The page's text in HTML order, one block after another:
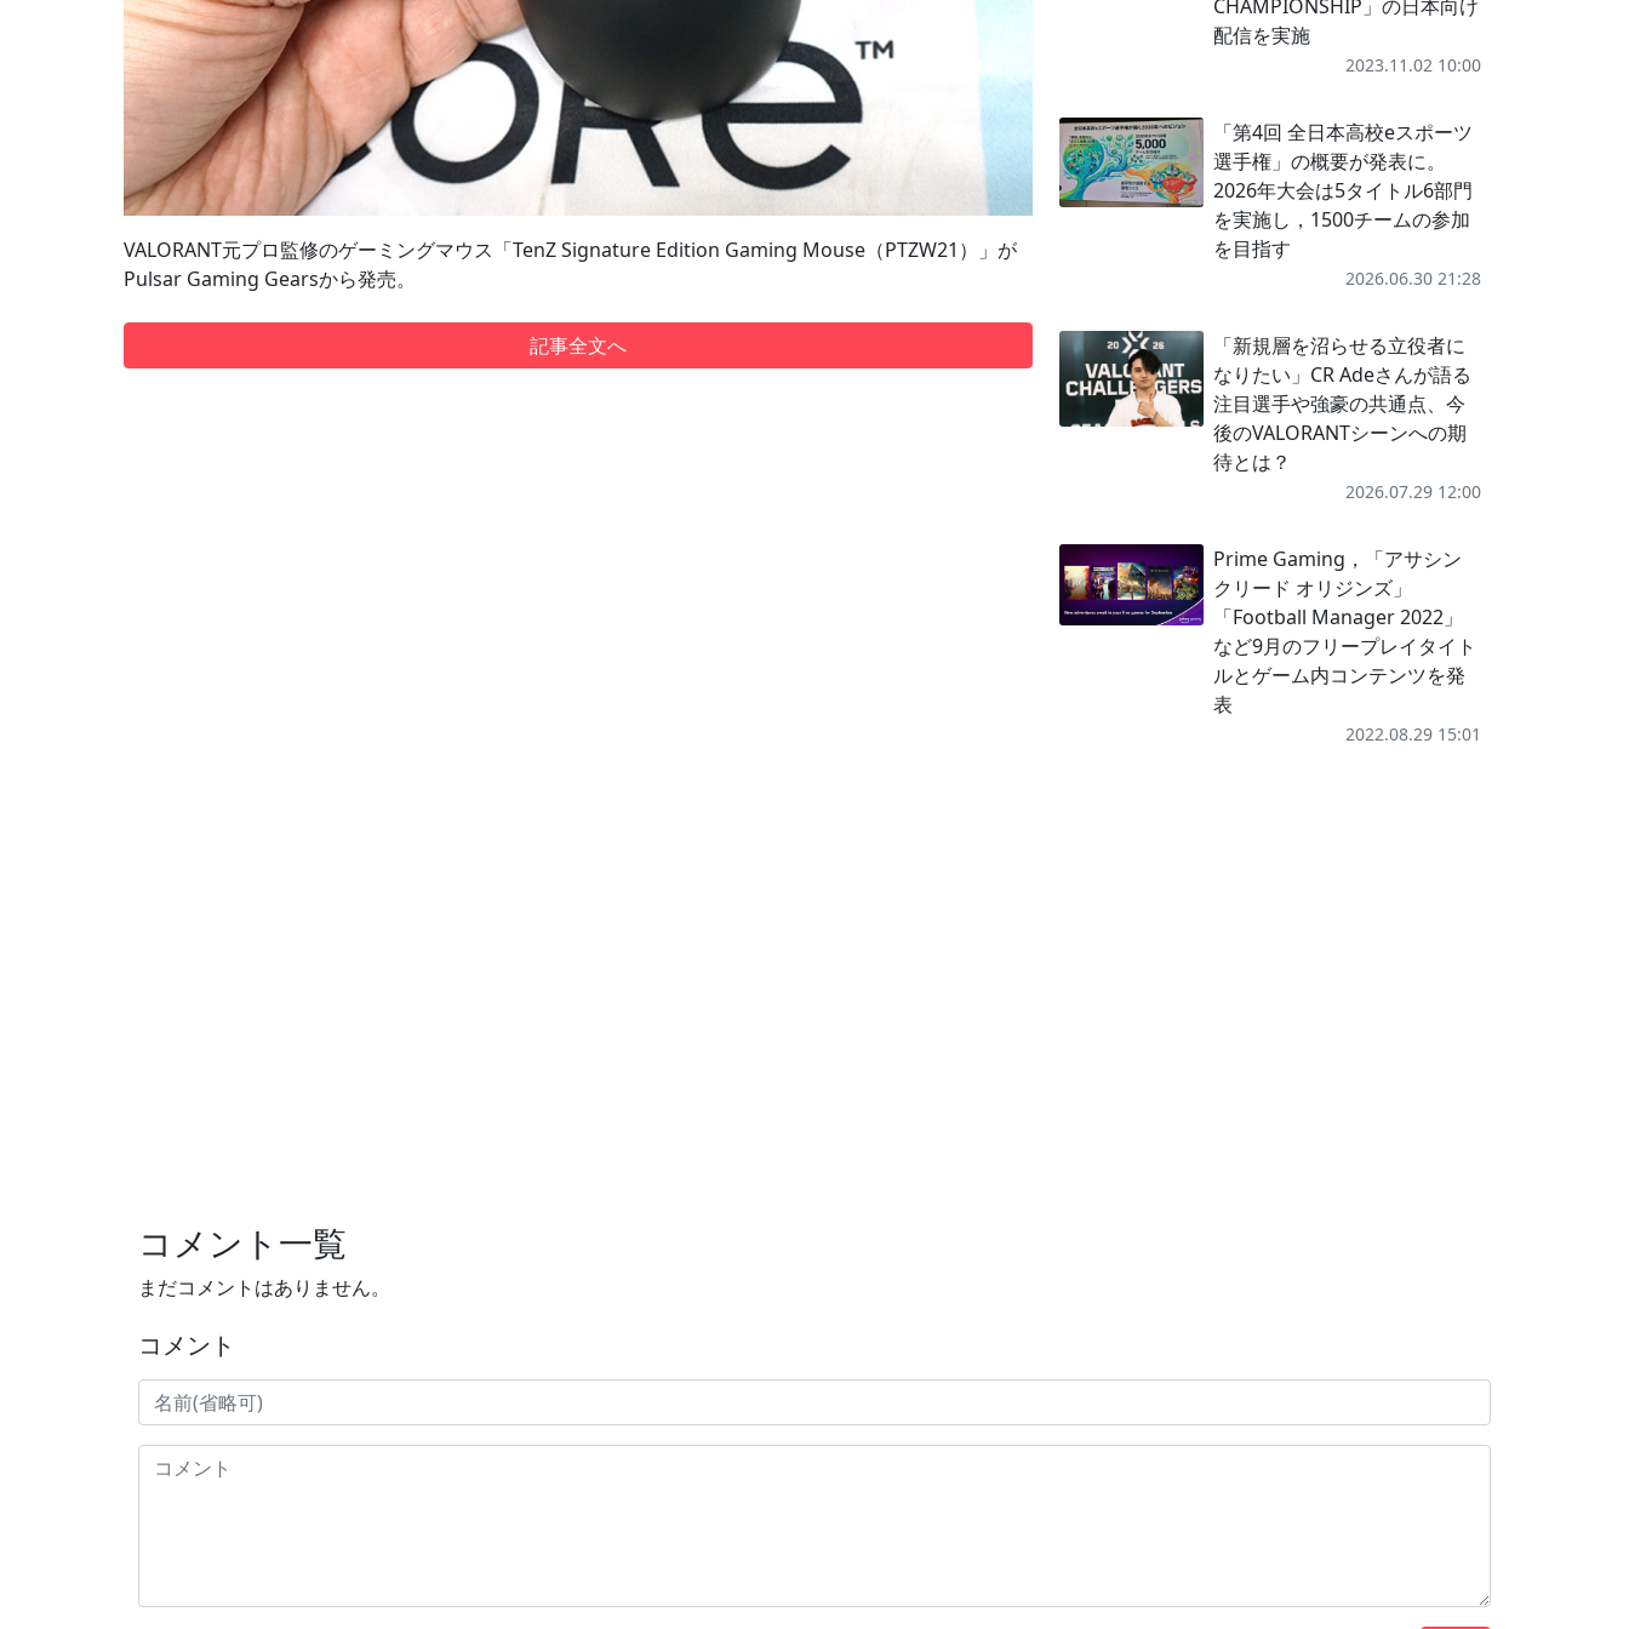
VALORANT元プロ監修のゲーミングマウス「TenZ Signature Edition Gaming Mouse（PTZW21）」が
Pulsar Gaming Gearsから発売。
記事全文へ
CHAMPIONSHIP」の日本向け
配信を実施
2023.11.02 10:00
「第4回 全日本高校eスポーツ
選手権」の概要が発表に。
2026年大会は5タイトル6部門
を実施し，1500チームの参加
を目指す
2026.06.30 21:28
「新規層を沼らせる立役者に
なりたい」CR Adeさんが語る
注目選手や強豪の共通点、今
後のVALORANTシーンへの期
待とは？
2026.07.29 12:00
Prime Gaming，「アサシン
クリード オリジンズ」
「Football Manager 2022」
など9月のフリープレイタイト
ルとゲーム内コンテンツを発
表
2022.08.29 15:01
コメント一覧
まだコメントはありません。
コメント